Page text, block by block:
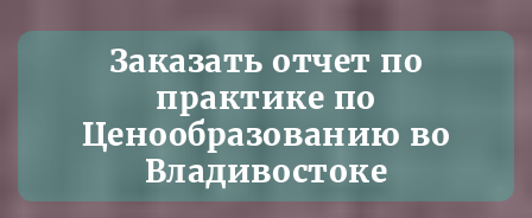
Заказать отчет по
практике по
Ценообразованию во
Владивостоке